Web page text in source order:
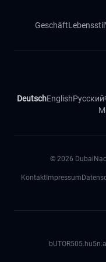
GeschäftLebensstil
DeutschEnglishРусский
© 2026
Kontakt Impressum
bUTOR505.hu